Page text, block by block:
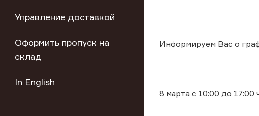
Управление доставкой
Оформить пропуск на
склад
In English
Информируем Вас о
8 марта с 10:00 до 17:00